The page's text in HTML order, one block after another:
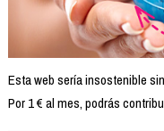
Esta web sería insostenible
Por 1 € al mes, podrás